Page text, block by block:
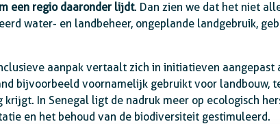
een regio daaronder lijdt. Dan zien we dat het niet
water- en landbeheer, ongeplande landgebruik,
aanpak vertaalt zich in initiatieven aangepast
bijvoorbeeld voornamelijk gebruikt voor landbouw,
krijgt. In Senegal ligt de nadruk meer op ecologisch
en het behoud van de biodiversiteit gestimuleerd.